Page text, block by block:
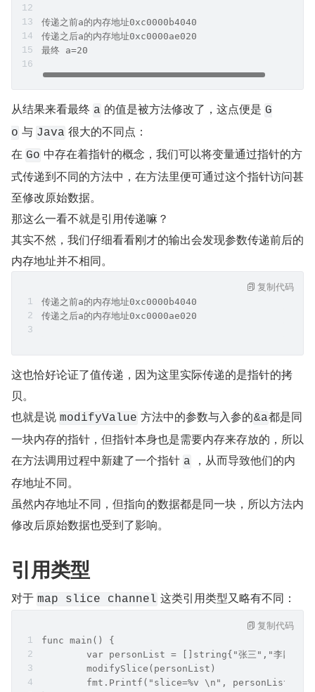
传递之前a的内存地址0xc0000b4040
传递之后a的内存地址0xc0000ae020
最终 a=20
从结果来看最终 a 的值是被方法修改了，这点便是 G
o 与 Java 很大的不同点：
在 Go 中存在着指针的概念，我们可以将变量通过指针的方
式传递到不同的方法中，在方法里便可通过这个指针访问甚
至修改原始数据。
那这么一看不就是引用传递嘛？
其实不然，我们仔细看看刚才的输出会发现参数传递前后的
内存地址并不相同。
传递之前a的内存地址0xc0000b4040
传递之后a的内存地址0xc0000ae020
复制代码
这也恰好论证了值传递，因为这里实际传递的是指针的拷
贝。
也就是说 modifyValue 方法中的参数与入参的&a都是同
一块内存的指针，但指针本身也是需要内存来存放的，所以
在方法调用过程中新建了一个指针 a
，从而导致他们的内
存地址不同。
虽然内存地址不同，但指向的数据都是同一块，所以方法内
修改后原始数据也受到了影响。
引用类型
对于 map slice channel 这类引用类型又略有不同：
func main() {
	var personList = []string{"张三","李四"}
	modifySlice(personList)
	fmt.Printf("slice=%v \n", personList)
复制代码